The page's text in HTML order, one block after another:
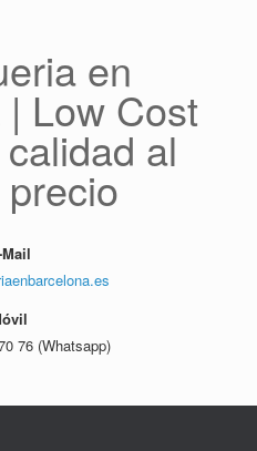
en
Low Cost
al
76 (Whatsapp)